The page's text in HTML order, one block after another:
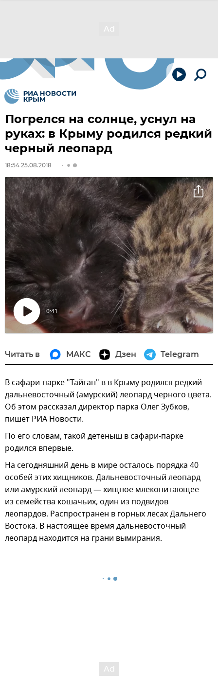
Погрелся на солнце, уснул на
руках: в Крыму родился редкий
черный леопард
18:54 25.08.2018
Воспроизвести
0:41
Читать в МАКС Дзен Telegram
В сафари-парке "Тайган" в в Крыму родился редкий
дальневосточный (амурский) леопард черного цвета.
Об этом рассказал директор парка Олег Зубков,
пишет РИА Новости.
По его словам, такой детеныш в сафари-парке
родился впервые.
На сегодняшний день в мире осталось порядка 40
особей этих хищников. Дальневосточный леопард
или амурский леопард — хищное млекопитающее
из семейства кошачьих, один из подвидов
леопардов. Распространен в горных лесах Дальнего
Востока. В настоящее время дальневосточный
леопард находится на грани вымирания.